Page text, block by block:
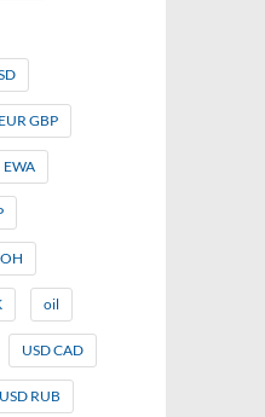
EUR GBP
EWA
oil
USD CAD
USD RUB